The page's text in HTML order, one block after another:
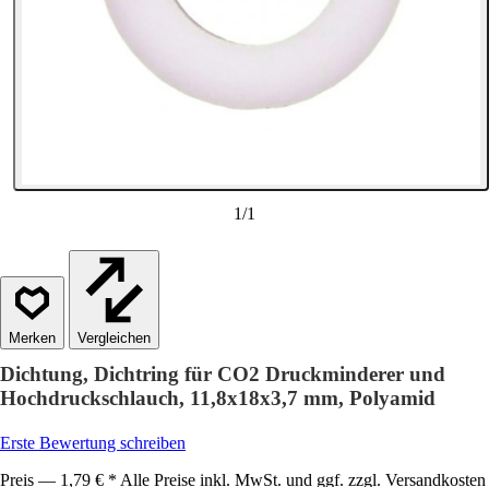
1/1
Vergleichen
Dichtung, Dichtring für CO2 Druckminderer und
Hochdruckschlauch, 11,8x18x3,7 mm, Polyamid
Erste Bewertung schreiben
Preis — 1,79 € * Alle Preise inkl. MwSt. und ggf. zzgl. Versandkosten